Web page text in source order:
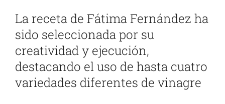
La receta de Fátima Fernández ha
sido seleccionada por su
creatividad y ejecución,
destacando el uso de hasta cuatro
variedades diferentes de vinagre